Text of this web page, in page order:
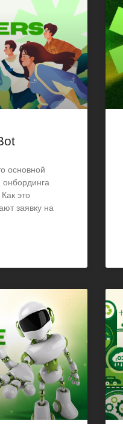
основной
онбординга
это
заявку на